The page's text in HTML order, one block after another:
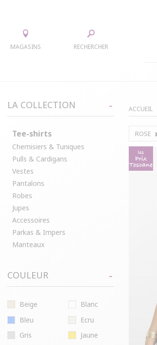
MAGASINS RECHERCHER
TEE-SHIRTS
CHEMISIERS & TUNIQUES
PULLS & CARDIGANS
VESTES
LA COLLECTION
Tee-shirts
Chemisiers & Tuniques
Pulls & Cardigans
Vestes
Pantalons
Robes
Jupes
Accessoires
Parkas & Impers
Manteaux
COULEUR
Beige
Blanc
Bleu
Ecru
Gris
Jaune
ACCUEIL
ROSE